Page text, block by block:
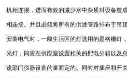
机相连接，进而有效的减少水中杂质对设备造
相连接。并且必须将所有的供述管路排布于吊
安装电气时，一般生活区的灯选用的是格栅灯
光灯，同应在供应室设置相关的配电分箱以及
该部门仪器设备的量而定的。同时对插座和开